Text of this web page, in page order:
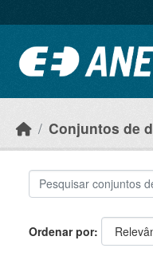
Conjuntos de
Ordenar por